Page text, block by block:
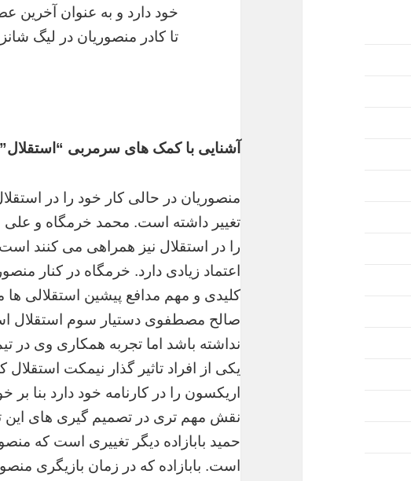
خود دارد و به عنوان آخرین
تا کادر منصوریان در لیگ
آشنایی با کمک های سرمربی “استقلال”
منصوریان در حالی کار خود را در
تغییر داشته است. محمد خرمگاه و علی
را در استقلال نیز همراهی می کنند
اعتماد زیادی دارد. خرمگاه در کنار
کلیدی و مهم مدافع پیشین استقلالی
صالح مصطفوی دستیار سوم استقلال
نداشته باشد اما تجربه همکاری وی در
یکی از افراد تاثیر گذار نیمکت
اریکسون را در کارنامه خود دارد بنا
نقش مهم تری در تصمیم گیری های این
حمید بابازاده دیگر تغییری است که
است. بابازاده که در زمان بازیگری